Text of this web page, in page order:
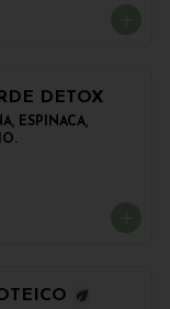
DETOX
ESPINACA,